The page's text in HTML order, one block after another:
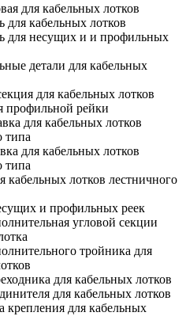
для кабельных лотков
для кабельных лотков
для несущих и и профильных
детали для кабельных
для кабельных лотков
профильной рейки
для кабельных лотков
типа
для кабельных лотков
типа
кабельных лотков лестничного
и профильных реек
угловой секции
тройника для
для кабельных лотков
для кабельных лотков
крепления для кабельных